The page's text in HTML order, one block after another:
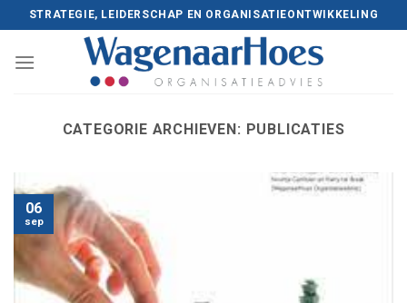
to
content
STRATEGIE, LEIDERSCHAP EN ORGANISATIEONTWIKKELING
CATEGORIE ARCHIEVEN: PUBLICATIES
06
sep